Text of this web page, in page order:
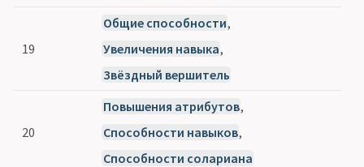
19
Общие способности,
Увеличения навыка,
Звёздный вершитель
20
Повышения атрибутов,
Способности навыков,
Способности солариана